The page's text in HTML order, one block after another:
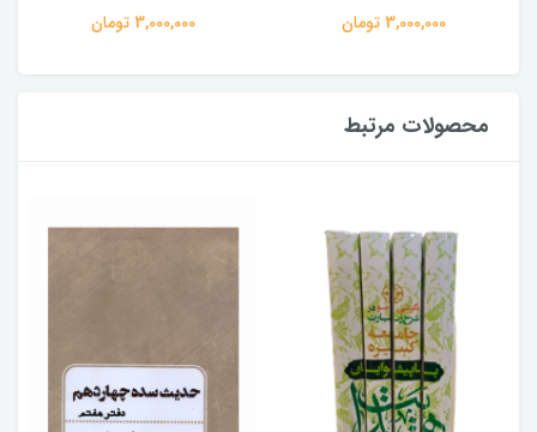
3,000,000 تومان 3,000,000 تومان
محصولات مرتبط